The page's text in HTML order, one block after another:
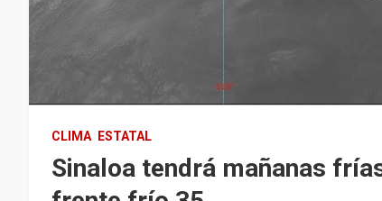
CLIMA ESTATAL
Sinaloa tendrá mañanas